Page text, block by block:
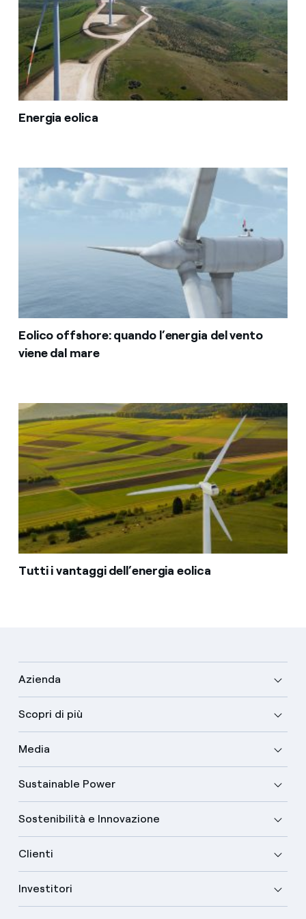
Energia eolica
Eolico offshore: quando l’energia del vento
viene dal mare
Tutti i vantaggi dell’energia eolica
Azienda
Scopri di più
Media
Sustainable Power
Sostenibilità e Innovazione
Clienti
Investitori